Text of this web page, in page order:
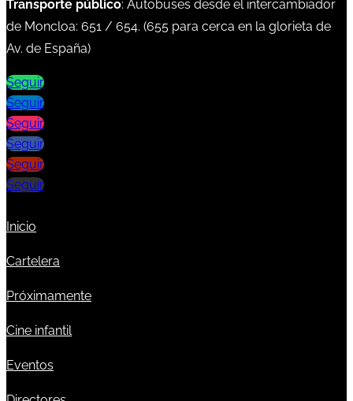
Transporte público: Autobuses desde el intercambiador
de Moncloa: 651 / 654. (655 para cerca en la glorieta de
Av. de España)
Seguir
Seguir
Seguir
Seguir
Seguir
Seguir
Inicio
Cartelera
Próximamente
Cine infantil
Eventos